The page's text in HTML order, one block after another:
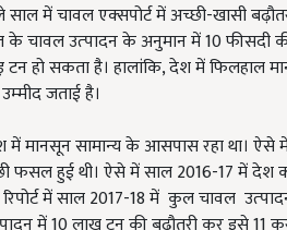
में चावल एक्‍सपोर्ट में अच्‍छी-खासी
के चावल उत्‍पादन के अनुमान में 10 फीसदी
टन हो सकता है। हालांकि, देश में फिलहाल
जताई है।
में मानसून सामान्‍य के आसपास रहा था।
फसल हुई थी। ऐसे में साल 2016-17 में देश
में साल 2017-18 में कुल चावल